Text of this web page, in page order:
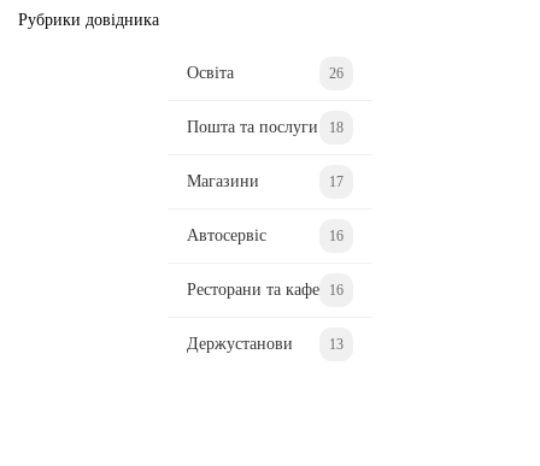
Рубрики довідника
Освіта 26
Пошта та послуги 18
Магазини 17
Автосервіс 16
Ресторани та кафе 16
Держустанови 13